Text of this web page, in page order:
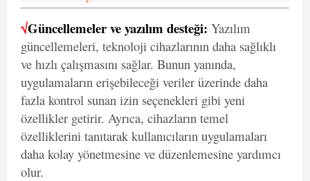
√Güncellemeler ve yazılım desteği: Yazılım
güncellemeleri, teknoloji cihazlarının daha sağlıklı
ve hızlı çalışmasını sağlar. Bunun yanında,
uygulamaların erişebileceği veriler üzerinde daha
fazla kontrol sunan izin seçenekleri gibi yeni
özellikler getirir. Ayrıca, cihazların temel
özelliklerini tanıtarak kullanıcıların uygulamaları
daha kolay yönetmesine ve düzenlemesine yardımcı
olur.